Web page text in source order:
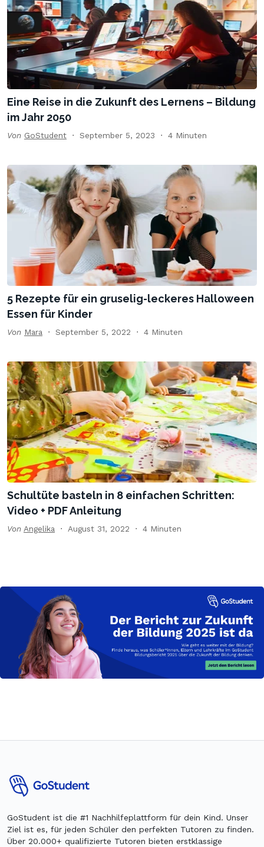
Eine Reise in die Zukunft des Lernens – Bildung
im Jahr 2050
Von GoStudent September 5, 2023 4 Minuten
5 Rezepte für ein gruselig-leckeres Halloween
Essen für Kinder
Von Mara September 5, 2022 4 Minuten
Schultüte basteln in 8 einfachen Schritten:
Video + PDF Anleitung
Von Angelika August 31, 2022 4 Minuten
GoStudent ist die #1 Nachhilfeplattform für dein Kind. Unser
Ziel ist es, für jeden Schüler den perfekten Tutoren zu finden.
Über 20.000+ qualifizierte Tutoren bieten erstklassige